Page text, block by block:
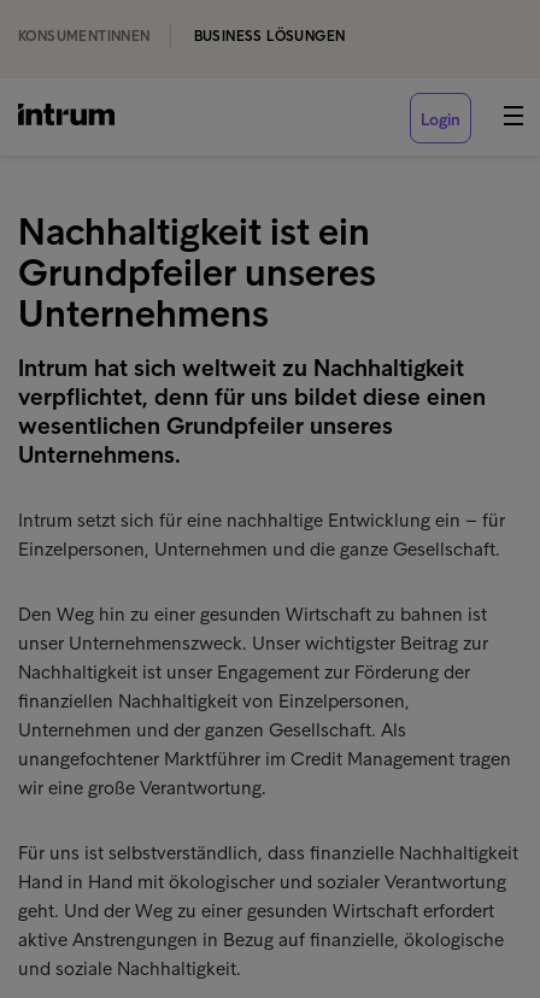
KONSUMENTINNEN BUSINESS LÖSUNGEN
Login
Nachhaltigkeit ist ein
Grundpfeiler unseres
Unternehmens
Intrum hat sich weltweit zu Nachhaltigkeit
verpflichtet, denn für uns bildet diese einen
wesentlichen Grundpfeiler unseres
Unternehmens.
Intrum setzt sich für eine nachhaltige Entwicklung ein – für
Einzelpersonen, Unternehmen und die ganze Gesellschaft.
Den Weg hin zu einer gesunden Wirtschaft zu bahnen ist
unser Unternehmenszweck. Unser wichtigster Beitrag zur
Nachhaltigkeit ist unser Engagement zur Förderung der
finanziellen Nachhaltigkeit von Einzelpersonen,
Unternehmen und der ganzen Gesellschaft. Als
unangefochtener Marktführer im Credit Management tragen
wir eine große Verantwortung.
Für uns ist selbstverständlich, dass finanzielle Nachhaltigkeit
Hand in Hand mit ökologischer und sozialer Verantwortung
geht. Und der Weg zu einer gesunden Wirtschaft erfordert
aktive Anstrengungen in Bezug auf finanzielle, ökologische
und soziale Nachhaltigkeit.